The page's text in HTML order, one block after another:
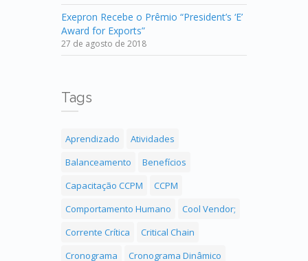
Exepron Recebe o Prêmio “President’s ‘E’
Award for Exports”
27 de agosto de 2018
Tags
Aprendizado
Atividades
Balanceamento
Benefícios
Capacitação CCPM
CCPM
Comportamento Humano
Cool Vendor;
Corrente Crítica
Critical Chain
Cronograma
Cronograma Dinâmico